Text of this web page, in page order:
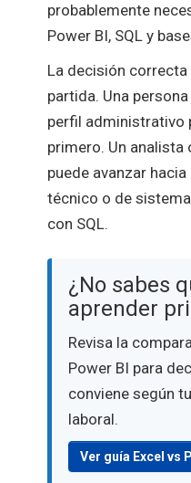
probablemente
Power BI, SQL y
La decisión
partida. Una
perfil administrativo
primero. Un
puede avanzar
técnico o de
con SQL.
¿No sabes
aprender
Revisa la
Power BI para
conviene según
laboral.
Ver guía Excel vs